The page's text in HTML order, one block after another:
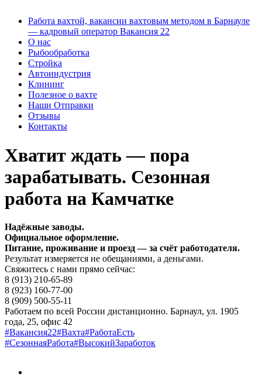
Работа вахтой, вакансии вахтовым методом в Барнауле
— кадровый оператор Вакансия 22
О нас
Рыбообработка
Стройка
Автоиндустрия
Клининг
Полезное о вахте
Наши Отправки
Отзывы
Контакты
Хватит ждать — пора
зарабатывать. Сезонная
работа на Камчатке
Надёжные заводы.
Официальное оформление.
Питание, проживание и проезд — за счёт работодателя.
Результат измеряется не обещаниями, а деньгами.
Свяжитесь с нами прямо сейчас:
8 (913) 210-65-89
8 (923) 160-77-00
8 (909) 500-55-11
Работаем по всей России дистанционно. Барнаул, ул. 1905
года, 25, офис 42
#Вакансия22#Вахта#РаботаЕсть
#СезоннаяРабота#ВысокийЗаработок